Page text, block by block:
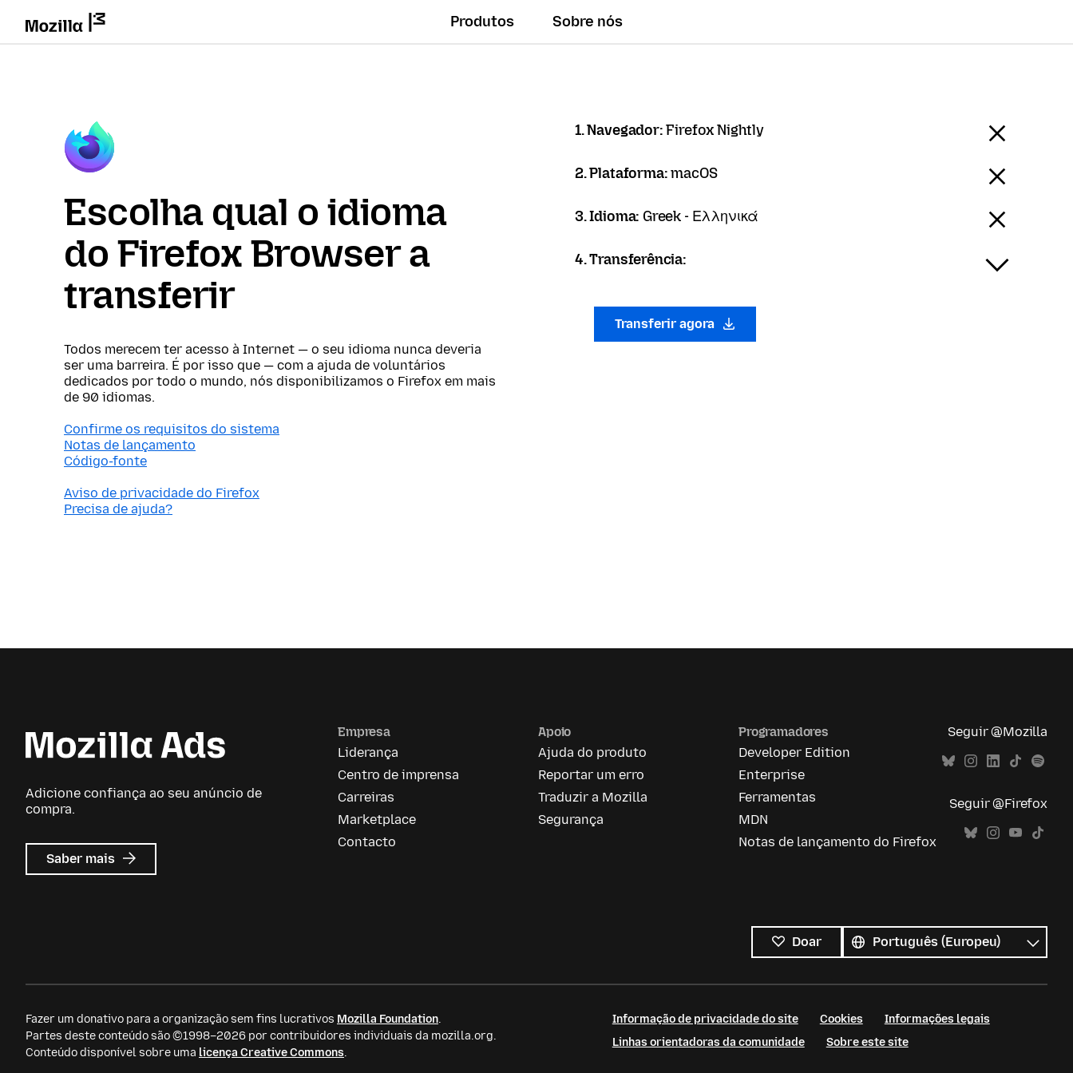
Produtos Sobre nós
Escolha qual o idioma
do Firefox Browser a
transferir
Todos merecem ter acesso à Internet — o seu idioma nunca deveria
ser uma barreira. É por isso que — com a ajuda de voluntários
dedicados por todo o mundo, nós disponibilizamos o Firefox em mais
de 90 idiomas.
Confirme os requisitos do sistema
Notas de lançamento
Código-fonte
Aviso de privacidade do Firefox
Precisa de ajuda?
1. Navegador:Firefox Nightly
2. Plataforma:macOS
3. Idioma: Greek - Ελληνικά
4. Transferência:
Transferir agora
Adicione confiança ao seu anúncio de
compra.
Saber mais sobre
Anúncios
Empresa
Liderança
Centro de imprensa
Carreiras
Marketplace
Contacto
Apoio
Ajuda do produto
Reportar um erro
Traduzir a Mozilla
Segurança
Programadores
Developer Edition
Enterprise
Ferramentas
MDN
Notas de lançamento do Firefox
Seguir @Mozilla
Seguir @Firefox
Doar
os
idiomas
Idioma
Fazer um donativo para a organização sem fins lucrativos Mozilla Foundation.
Partes deste conteúdo são ©1998–2026 por contribuidores individuais da mozilla.org.
Conteúdo disponível sobre uma licença Creative Commons.
Informação de privacidade do site Cookies
Informações legais
Linhas orientadoras da comunidade
Sobre este site